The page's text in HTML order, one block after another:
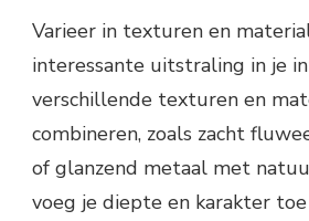
Varieer in texturen en
interessante uitstraling in je
verschillende texturen en
combineren, zoals zacht
of glanzend metaal met
voeg je diepte en karakter toe